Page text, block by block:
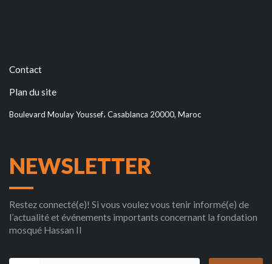
Contact
Plan du site
Boulevard Moulay Youssef، Casablanca 20000, Maroc
NEWSLETTER
Restez connecté(e)! Si vous voulez vous tenir informé(e) de
l’actualité et événements importants concernant la fondation
mosqué Hassan II